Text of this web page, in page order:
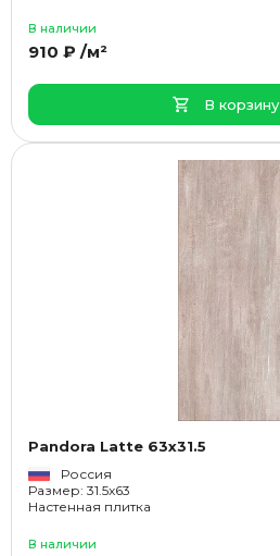
В наличии
910 ₽ /м²
В корзину
Pandora Latte 63x31.5
Россия
Размер: 31.5x63
Настенная плитка
В наличии